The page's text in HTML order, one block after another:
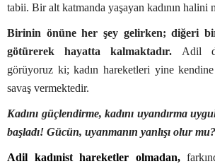
tabii. Bir alt katmanda yaşayan kadının halini
Birinin önüne her şey gelirken; diğeri bir
götürerek hayatta kalmaktadır.
Adil
görüyoruz ki; kadın hareketleri yine
savaş vermektedir.
Kadını güçlendirme, kadını uyandırma
başladı! Gücün, uyanmanın yanlışı olur mu?
Adil kadınist hareketler olmadan,